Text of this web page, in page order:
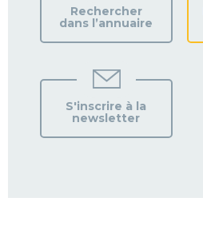
Rechercher
dans l’annuaire
S'inscrire à la
newsletter